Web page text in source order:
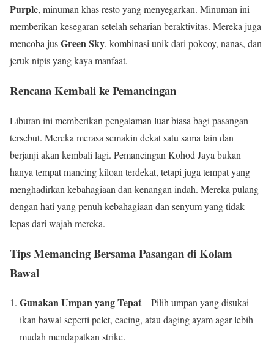
Purple, minuman khas resto yang menyegarkan. Minuman ini
memberikan kesegaran setelah seharian beraktivitas. Mereka juga
mencoba jusGreen Sky, kombinasi unik dari pokcoy, nanas, dan
jeruk nipis yang kaya manfaat.
Rencana Kembali ke Pemancingan
Liburan ini memberikan pengalaman luar biasa bagi pasangan
tersebut. Mereka merasa semakin dekat satu sama lain dan
berjanji akan kembali lagi. Pemancingan Kohod Jaya bukan
hanya tempat mancing kiloan terdekat, tetapi juga tempat yang
menghadirkan kebahagiaan dan kenangan indah. Mereka pulang
dengan hati yang penuh kebahagiaan dan senyum yang tidak
lepas dari wajah mereka.
Tips Memancing Bersama Pasangan di Kolam
Bawal
Gunakan Umpan yang Tepat– Pilih umpan yang disukai
ikan bawal seperti pelet, cacing, atau daging ayam agar lebih
mudah mendapatkan strike.